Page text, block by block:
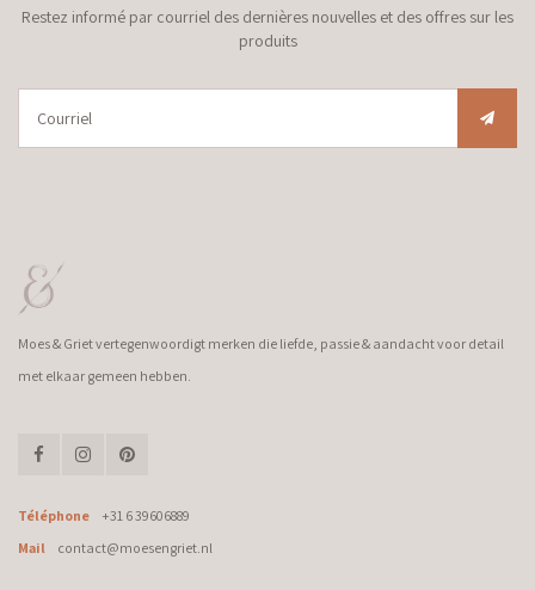
Restez informé par courriel des dernières nouvelles et des offres sur les
produits
Moes & Griet vertegenwoordigt merken die liefde, passie & aandacht voor detail
met elkaar gemeen hebben.
Téléphone
+31 6 39606889
Mail
contact@moesengriet.nl